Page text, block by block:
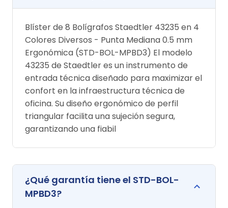
Blíster de 8 Bolígrafos Staedtler 43235 en 4
Colores Diversos - Punta Mediana 0.5 mm
Ergonómica (STD-BOL-MPBD3) El modelo
43235 de Staedtler es un instrumento de
entrada técnica diseñado para maximizar el
confort en la infraestructura técnica de
oficina. Su diseño ergonómico de perfil
triangular facilita una sujeción segura,
garantizando una fiabil
¿Qué garantía tiene el STD-BOL-
MPBD3?